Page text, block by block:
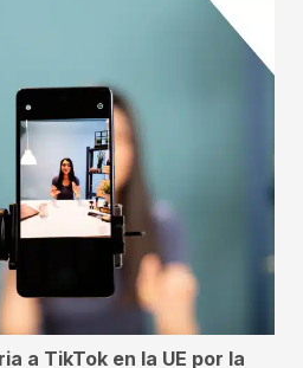
a TikTok en la UE por la